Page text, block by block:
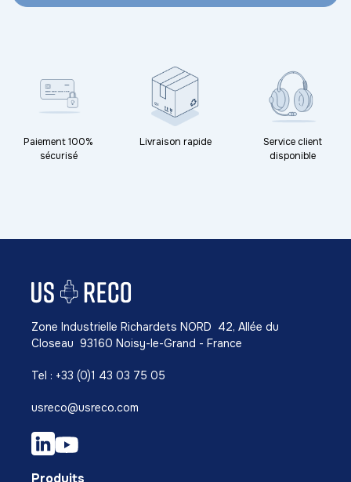
Paiement 100%
sécurisé
Livraison rapide
Service client
disponible
Zone Industrielle Richardets NORD 42, Allée du
Closeau 93160 Noisy-le-Grand - France
Tel : +33 (0)1 43 03 75 05
usreco@usreco.com
Produits